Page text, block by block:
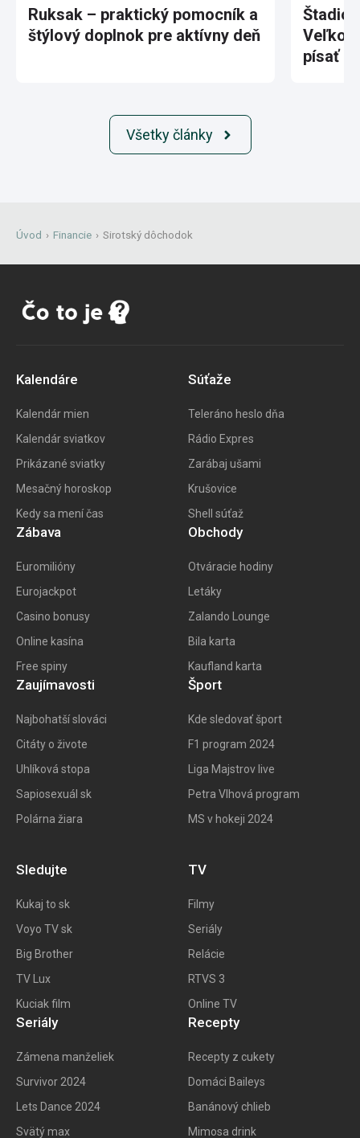
Ruksak – praktický pomocník a
štýlový doplnok pre aktívny deň
písať
Všetky články
Úvod › Financie › Sirotský dôchodok
Kalendáre
Kalendár mien
Kalendár sviatkov
Prikázané sviatky
Mesačný horoskop
Kedy sa mení čas
Súťaže
Teleráno heslo dňa
Rádio Expres
Zarábaj ušami
Krušovice
Shell súťaž
Zábava
Euromilióny
Eurojackpot
Casino bonusy
Online kasína
Free spiny
Obchody
Otváracie hodiny
Letáky
Zalando Lounge
Bila karta
Kaufland karta
Zaujímavosti
Najbohatší slováci
Citáty o živote
Uhlíková stopa
Sapiosexuál sk
Polárna žiara
Šport
Kde sledovať šport
F1 program 2024
Liga Majstrov live
Petra Vlhová program
MS v hokeji 2024
Sledujte
Kukaj to sk
Voyo TV sk
Big Brother
TV Lux
Kuciak film
TV
Filmy
Seriály
Relácie
RTVS 3
Online TV
Seriály
Zámena manželiek
Survivor 2024
Lets Dance 2024
Svätý max
Recepty
Recepty z cukety
Domáci Baileys
Banánový chlieb
Mimosa drink